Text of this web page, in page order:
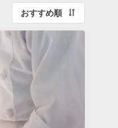
おすすめ順